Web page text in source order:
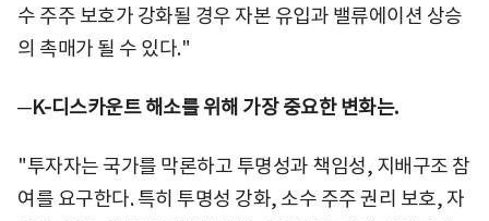
수 주주 보호가 강화될 경우 자본 유입과 밸류에이션 상승
의 촉매가 될 수 있다."
─K-디스카운트 해소를 위해 가장 중요한 변화는.
"투자자는 국가를 막론하고 투명성과 책임성, 지배구조 참
여를 요구한다. 특히 투명성 강화, 소수 주주 권리 보호, 자